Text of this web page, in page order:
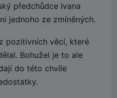
předchůdce Ivana
jednoho ze zmíněných.
pozitivních věcí, které
Bohužel je to ale
do této chvíle